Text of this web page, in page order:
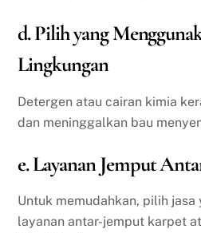
d. Pilih yang
Lingkungan
Detergen atau cairan kimia
dan meninggalkan bau
e. Layanan Jemput
Untuk memudahkan, pilih jasa
layanan antar-jemput karpet